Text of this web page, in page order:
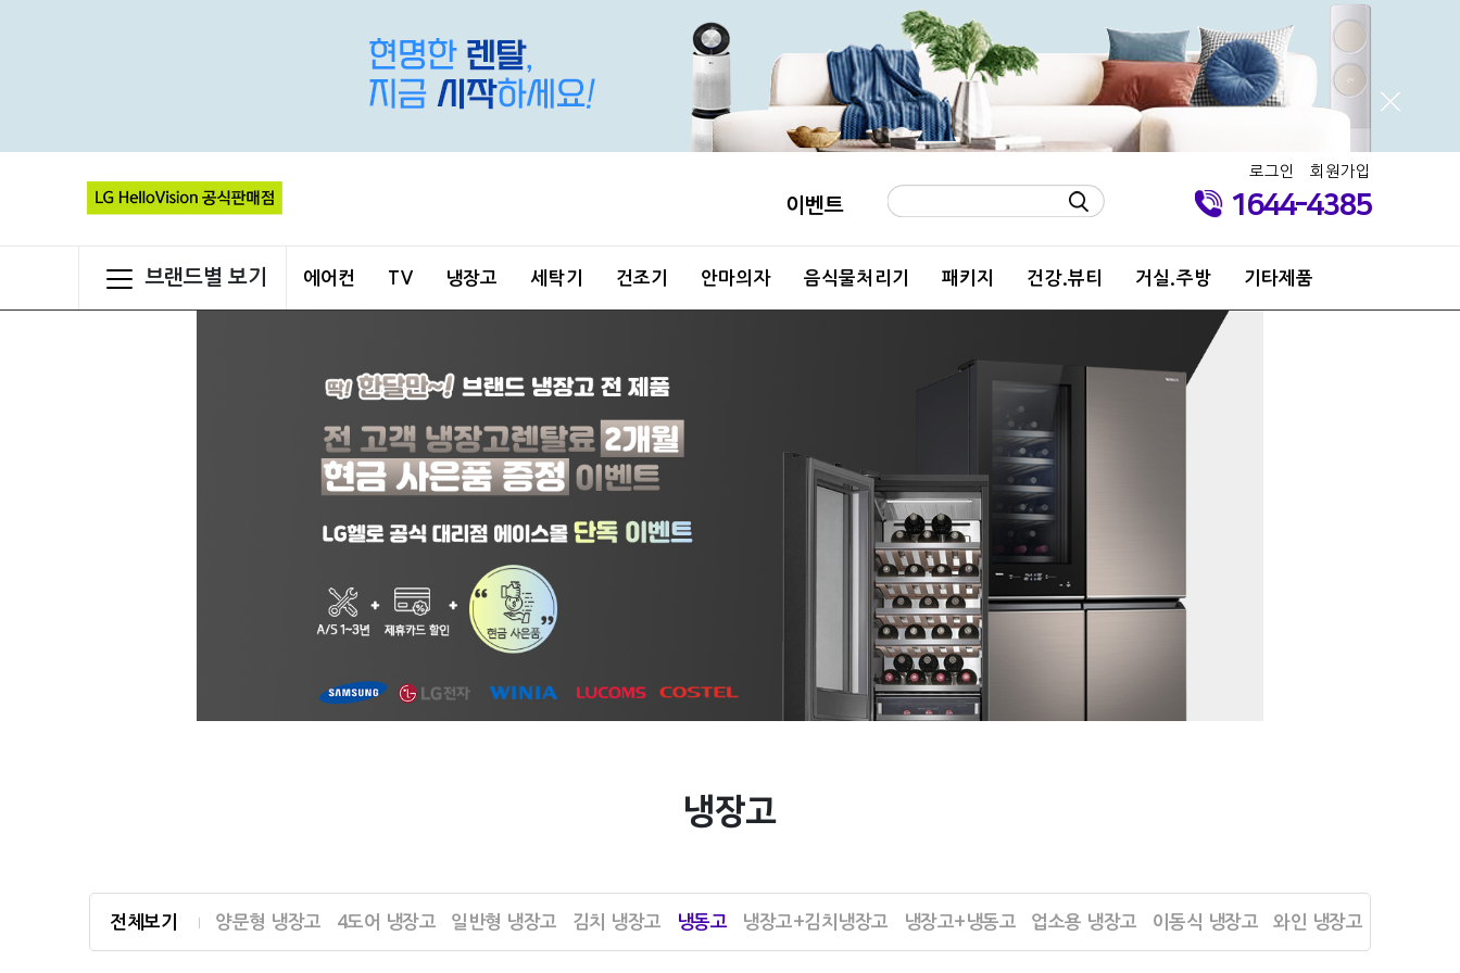
이벤트 1644-4385
로그인 회원가입
브랜드별 보기 에어컨 TV 냉장고 세탁기 건조기 안마의자 음식물처리기 패키지 건강.뷰티 거실.주방 기타제품
냉장고
전체보기 양문형 냉장고 4도어 냉장고 일반형 냉장고 김치 냉장고 냉동고 냉장고+김치냉장고 냉장고+냉동고 업소용 냉장고 이동식 냉장고 와인 냉장고